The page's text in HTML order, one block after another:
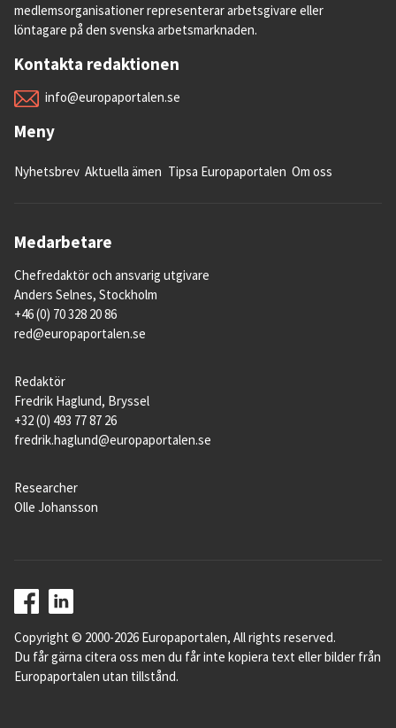
medlemsorganisationer representerar arbetsgivare eller
löntagare på den svenska arbetsmarknaden.
Kontakta redaktionen
info@europaportalen.se
Meny
Nyhetsbrev Aktuella ämen Tipsa Europaportalen Om oss
Medarbetare
Chefredaktör och ansvarig utgivare
Anders Selnes, Stockholm
+46 (0) 70 328 20 86
red@europaportalen.se
Redaktör
Fredrik Haglund, Bryssel
+32 (0) 493 77 87 26
fredrik.haglund@europaportalen.se
Researcher
Olle Johansson
Copyright © 2000-2026 Europaportalen, All rights reserved.
Du får gärna citera oss men du får inte kopiera text eller bilder från
Europaportalen utan tillstånd.